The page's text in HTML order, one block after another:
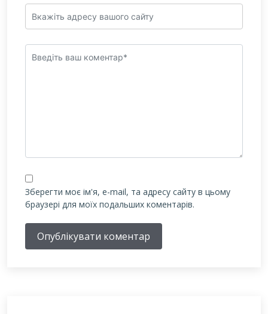
Зберегти моє ім'я, e-mail, та адресу сайту в цьому
браузері для моїх подальших коментарів.
Опублікувати коментар